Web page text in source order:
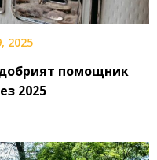
2025
помощник
2025